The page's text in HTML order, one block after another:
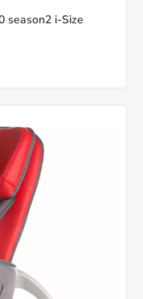
season2 i-Size